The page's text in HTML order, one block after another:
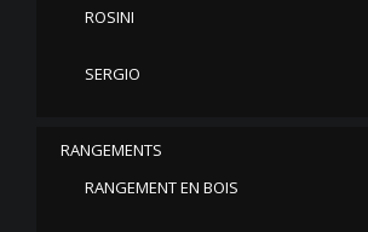
ROSINI
SERGIO
RANGEMENTS
RANGEMENT EN BOIS